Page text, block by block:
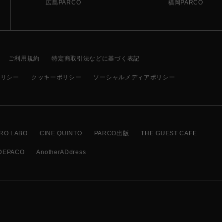
広島PARCO
福岡PARCO
ご利用規約 特定商取引法などに基づく表記
シー クッキーポリシー ソーシャルメディアポリシー
LABO CINE QUINTO PARCO出版 THE GUEST CAFE
AnotherADdress